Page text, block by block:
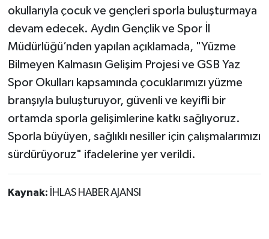
okullarıyla çocuk ve gençleri sporla buluşturmaya
devam edecek. Aydın Gençlik ve Spor İl
Müdürlüğü’nden yapılan açıklamada, "Yüzme
Bilmeyen Kalmasın Gelişim Projesi ve GSB Yaz
Spor Okulları kapsamında çocuklarımızı yüzme
branşıyla buluşturuyor, güvenli ve keyifli bir
ortamda sporla gelişimlerine katkı sağlıyoruz.
Sporla büyüyen, sağlıklı nesiller için çalışmalarımızı
sürdürüyoruz" ifadelerine yer verildi.
Kaynak: İHLAS HABER AJANSI